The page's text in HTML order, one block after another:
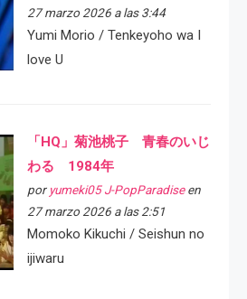
27 marzo 2026 a las 3:44
Yumi Morio / Tenkeyoho wa I
love U
「HQ」菊池桃子 青春のいじ
わる 1984年
por yumeki05 J-PopParadiseen
27 marzo 2026 a las 2:51
Momoko Kikuchi / Seishun no
ijiwaru